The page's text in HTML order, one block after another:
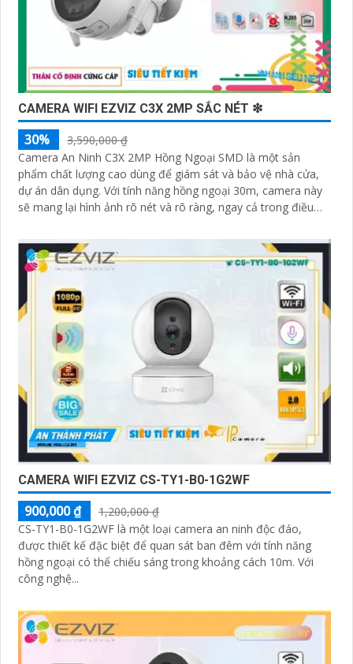
CAMERA WIFI EZVIZ C3X 2MP SẮC NÉT ❇
30%
3,590,000 ₫
Camera An Ninh C3X 2MP Hồng Ngoại SMD là một sản
phẩm chất lượng cao dùng để giám sát và bảo vệ nhà cửa,
dự án dân dụng. Với tính năng hồng ngoại 30m, camera này
sẽ mang lại hình ảnh rõ nét và rõ ràng, ngay cả trong điều
CAMERA WIFI EZVIZ CS-TY1-B0-1G2WF
900,000 ₫
1,200,000 ₫
CS-TY1-B0-1G2WF là một loại camera an ninh độc đáo,
được thiết kế đặc biệt để quan sát ban đêm với tính năng
hồng ngoại có thể chiếu sáng trong khoảng cách 10m. Với
công nghệ...